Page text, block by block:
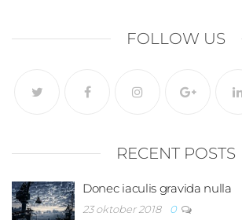
FOLLOW US
RECENT POSTS
Donec iaculis gravida nulla
23 oktober 2018 0